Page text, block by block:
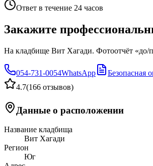
Ответ в течение 24 часов
Закажите
На кладбище Вит Хагади. Фотоотчёт «до/
054-731-0054WhatsApp
Безопасная
4.7(166 отзывов)
Данные о расположении
Название кладбища
Вит Хагади
Регион
Юг